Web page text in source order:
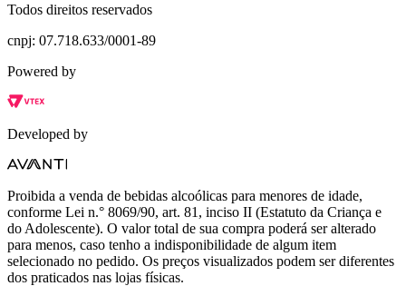
Todos direitos reservados
cnpj: 07.718.633/0001-89
Powered by
Developed by
Proibida a venda de bebidas alcoólicas para menores de idade,
conforme Lei n.° 8069/90, art. 81, inciso II (Estatuto da Criança e
do Adolescente). O valor total de sua compra poderá ser alterado
para menos, caso tenho a indisponibilidade de algum item
selecionado no pedido. Os preços visualizados podem ser diferentes
dos praticados nas lojas físicas.